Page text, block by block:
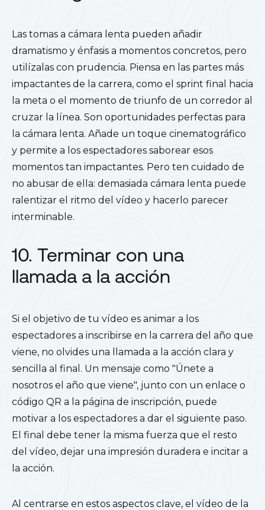
Las tomas a cámara lenta pueden añadir
dramatismo y énfasis a momentos concretos, pero
utilízalas con prudencia. Piensa en las partes más
impactantes de la carrera, como el sprint final hacia
la meta o el momento de triunfo de un corredor al
cruzar la línea. Son oportunidades perfectas para
la cámara lenta. Añade un toque cinematográfico
y permite a los espectadores saborear esos
momentos tan impactantes. Pero ten cuidado de
no abusar de ella: demasiada cámara lenta puede
ralentizar el ritmo del vídeo y hacerlo parecer
interminable.
10. Terminar con una
llamada a la acción
Si el objetivo de tu vídeo es animar a los
espectadores a inscribirse en la carrera del año que
viene, no olvides una llamada a la acción clara y
sencilla al final. Un mensaje como "Únete a
nosotros el año que viene", junto con un enlace o
código QR a la página de inscripción, puede
motivar a los espectadores a dar el siguiente paso.
El final debe tener la misma fuerza que el resto
del vídeo, dejar una impresión duradera e incitar a
la acción.
Al centrarse en estos aspectos clave, el vídeo de la